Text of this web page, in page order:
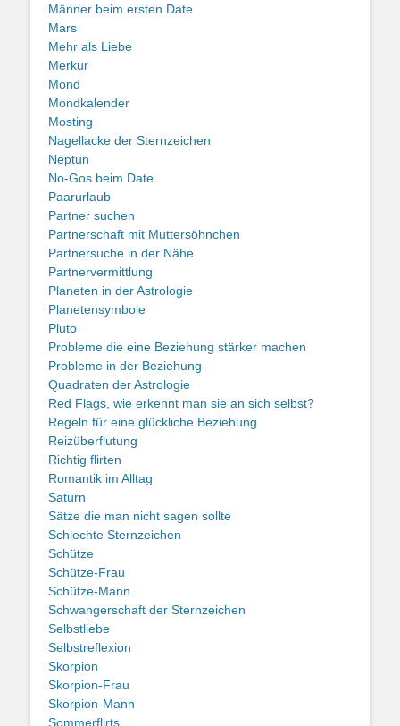
Männer beim ersten Date
Mars
Mehr als Liebe
Merkur
Mond
Mondkalender
Mosting
Nagellacke der Sternzeichen
Neptun
No-Gos beim Date
Paarurlaub
Partner suchen
Partnerschaft mit Muttersöhnchen
Partnersuche in der Nähe
Partnervermittlung
Planeten in der Astrologie
Planetensymbole
Pluto
Probleme die eine Beziehung stärker machen
Probleme in der Beziehung
Quadraten der Astrologie
Red Flags, wie erkennt man sie an sich selbst?
Regeln für eine glückliche Beziehung
Reizüberflutung
Richtig flirten
Romantik im Alltag
Saturn
Sätze die man nicht sagen sollte
Schlechte Sternzeichen
Schütze
Schütze-Frau
Schütze-Mann
Schwangerschaft der Sternzeichen
Selbstliebe
Selbstreflexion
Skorpion
Skorpion-Frau
Skorpion-Mann
Sommerflirts